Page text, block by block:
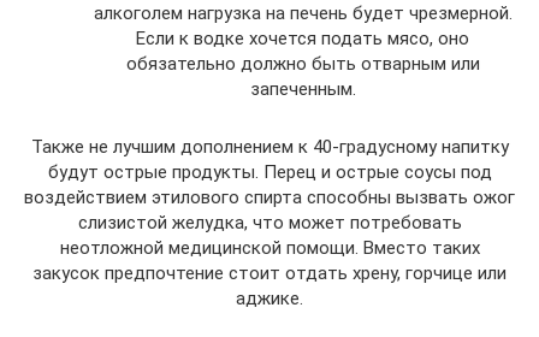
алкоголем нагрузка на печень будет чрезмерной.
Если к водке хочется подать мясо, оно
обязательно должно быть отварным или
запеченным.
Также не лучшим дополнением к 40-градусному напитку
будут острые продукты. Перец и острые соусы под
воздействием этилового спирта способны вызвать ожог
слизистой желудка, что может потребовать
неотложной медицинской помощи. Вместо таких
закусок предпочтение стоит отдать хрену, горчице или
аджике.